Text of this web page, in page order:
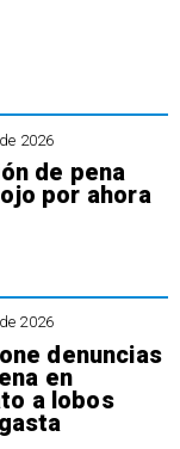
2026
de pena
por ahora
2026
denuncias
en
a lobos